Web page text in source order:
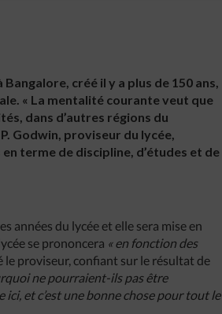
créé il y a plus de 150 ans,
« La mentalité courante veut que
dans d’autres régions du
Godwin, proviseur du lycée,
terme de discipline, d’études et de
années du lycée et elle sera mise en
se prononcera « en fonction des
le proviseur, confiant sur le résultat de
ne pourraient-ils pas être
ici, et c’est une bonne chose pour tout le